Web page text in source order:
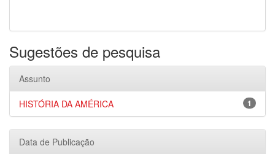
Sugestões de pesquisa
Assunto
1
HISTÓRIA DA AMÉRICA
Data de Publicação